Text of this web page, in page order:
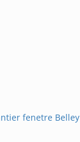
fenetre Belley